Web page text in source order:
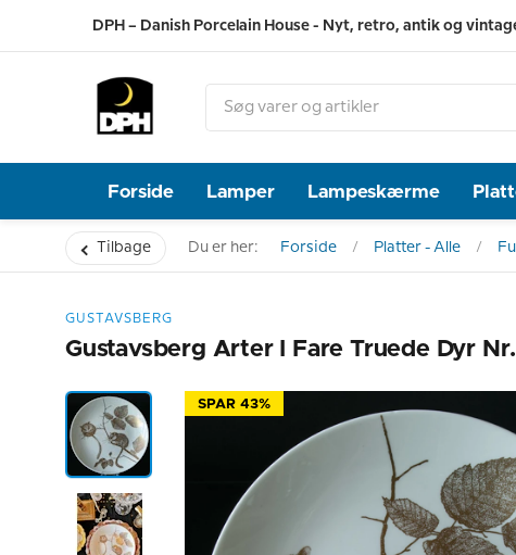
DPH – Danish Porcelain House - Nyt, retro, antik og
Forside Lamper Lampeskærme
Tilbage Du er her: Forside Platter - Alle
GUSTAVSBERG
Gustavsberg Arter I Fare Truede Dyr
SPAR 43%